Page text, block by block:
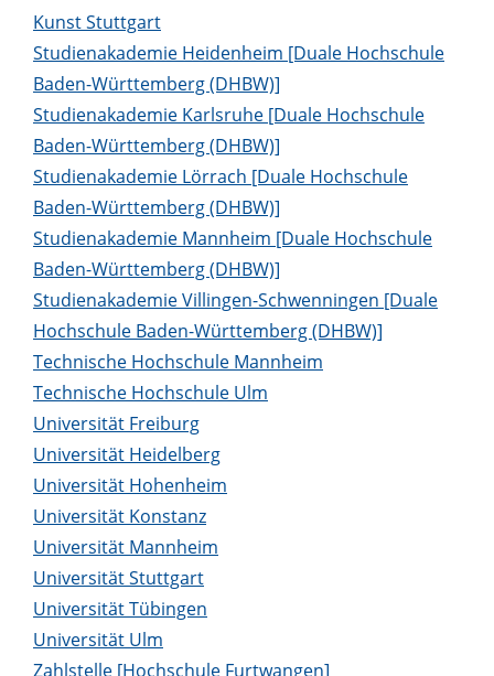
Kunst Stuttgart
Studienakademie Heidenheim [Duale Hochschule
Baden-Württemberg (DHBW)]
Studienakademie Karlsruhe [Duale Hochschule
Baden-Württemberg (DHBW)]
Studienakademie Lörrach [Duale Hochschule
Baden-Württemberg (DHBW)]
Studienakademie Mannheim [Duale Hochschule
Baden-Württemberg (DHBW)]
Studienakademie Villingen-Schwenningen [Duale
Hochschule Baden-Württemberg (DHBW)]
Technische Hochschule Mannheim
Technische Hochschule Ulm
Universität Freiburg
Universität Heidelberg
Universität Hohenheim
Universität Konstanz
Universität Mannheim
Universität Stuttgart
Universität Tübingen
Universität Ulm
Zahlstelle [Hochschule Furtwangen]